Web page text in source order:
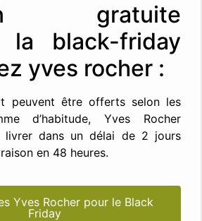
gratuite
la black-friday
yves rocher :
peuvent être offerts selon les
d’habitude, Yves Rocher
livrer dans un délai de 2 jours
en 48 heures.
Yves Rocher pour le Black
Friday